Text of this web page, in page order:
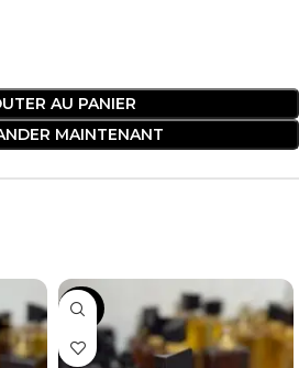
AU PANIER
MAINTENANT
-42%